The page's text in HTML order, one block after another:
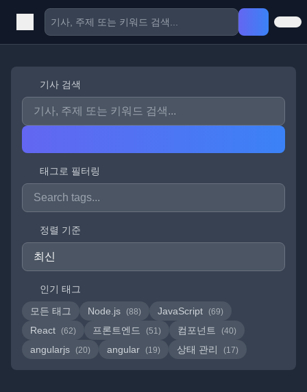
기사 검색
태그로 필터링
정렬 기준
인기 태그
모든 태그
Node.js (88) JavaScript (69)
React (62) 프론트엔드 (51) 컴포넌트 (40)
angularjs (20) angular (19) 상태 관리 (17)